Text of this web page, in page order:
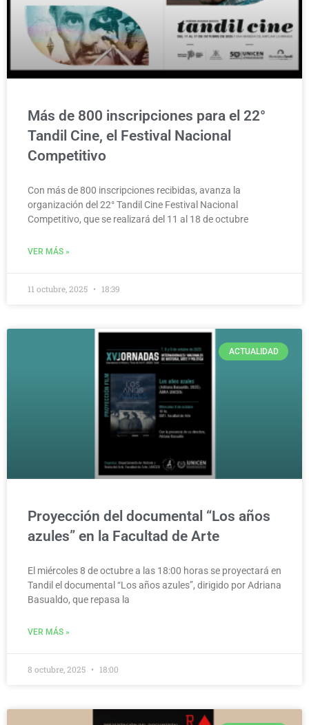
Más de 800 inscripciones para el 22°
Tandil Cine, el Festival Nacional
Competitivo
Con más de 800 inscripciones recibidas, avanza la
organización del 22° Tandil Cine Festival Nacional
Competitivo, que se realizará del 11 al 18 de octubre
VER MÁS »
11 octubre, 2025 18:39
ACTUALIDAD
Proyección del documental “Los años
azules” en la Facultad de Arte
El miércoles 8 de octubre a las 18:00 horas se proyectará en
Tandil el documental “Los años azules”, dirigido por Adriana
Basualdo, que repasa la
VER MÁS »
8 octubre, 2025 18:00